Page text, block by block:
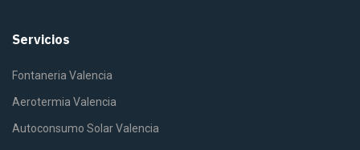
Servicios
Fontaneria Valencia
Aerotermia Valencia
Autoconsumo Solar Valencia